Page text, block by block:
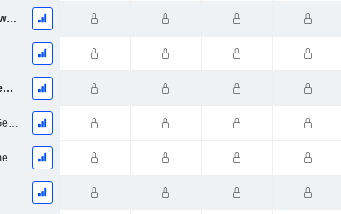
Ergebnis vor Steuern, inkl. ungewöhnliche Posten
Ergebnisse aus fortgeführten Geschäftstätigkeiten
Ergebnisse aus aufgegebenen Geschäftsbereichen
Nettoeinkommen des Unternehmens